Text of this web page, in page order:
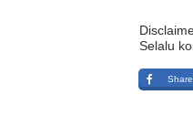
Selalu
Share